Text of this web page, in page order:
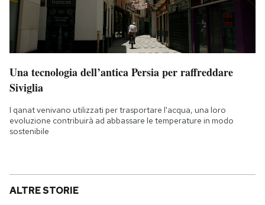
Una tecnologia dell’antica Persia per raffreddare
Siviglia
I qanat venivano utilizzati per trasportare l'acqua, una loro
evoluzione contribuirà ad abbassare le temperature in modo
sostenibile
ALTRE STORIE